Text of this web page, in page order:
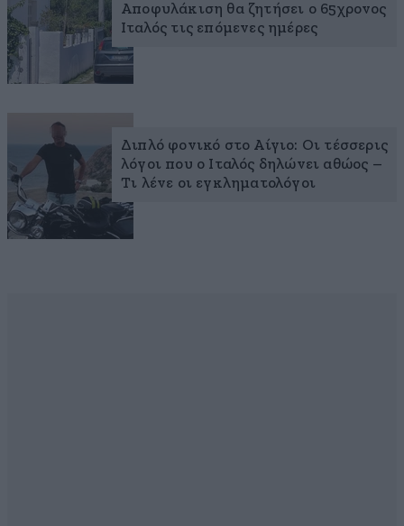
Αποφυλάκιση θα ζητήσει ο 65χρονος
Ιταλός τις επόμενες ημέρες
Διπλό φονικό στο Αίγιο: Οι τέσσερις
λόγοι που ο Ιταλός δηλώνει αθώος –
Τι λένε οι εγκληματολόγοι